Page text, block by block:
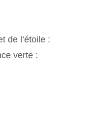
de l’étoile :
verte :